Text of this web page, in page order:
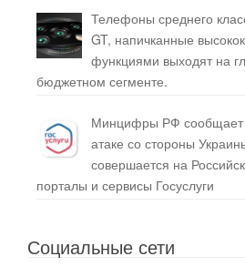
Телефоны среднего
GT, напичканные
функциями выходят на
бюджетном сегменте.
Минцифры РФ сообщает
атаке со стороны
совершается на
порталы и сервисы Госуслуги
Социальные сети